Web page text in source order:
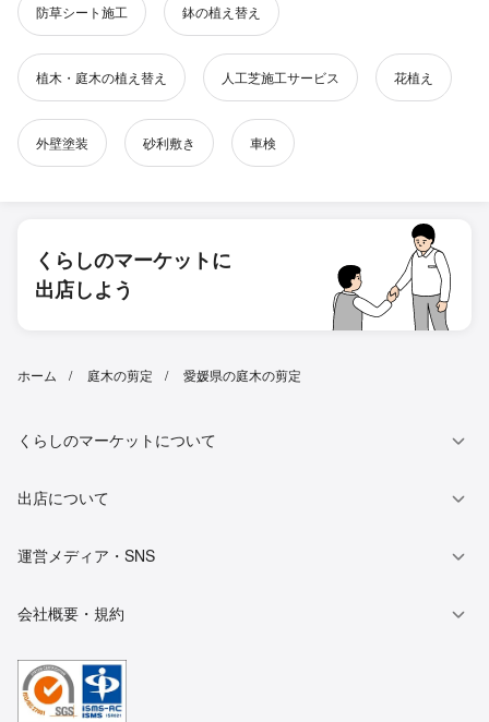
防草シート施工 鉢の植え替え
植木・庭木の植え替え 人工芝施工サービス 花植え
外壁塗装 砂利敷き 車検
くらしのマーケットに
出店しよう
ホーム 庭木の剪定 愛媛県の庭木の剪定
くらしのマーケットについて
出店について
運営メディア・SNS
会社概要・規約